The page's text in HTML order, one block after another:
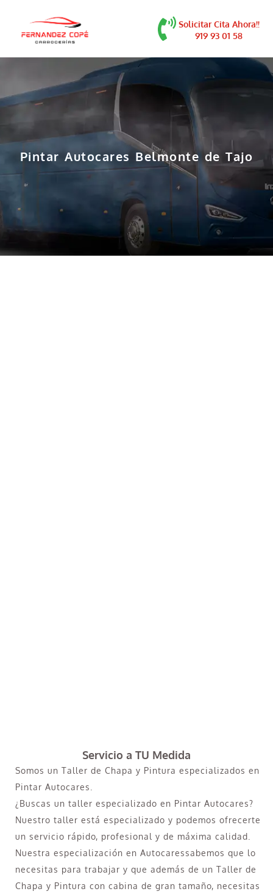
Solicitar Cita Ahora!!
919 93 01 58
Pintar Autocares Belmonte de Tajo
Servicio a TU Medida
Somos un Taller de Chapa y Pintura especializados en
Pintar Autocares.
¿Buscas un taller especializado en Pintar Autocares?
Nuestro taller está especializado y podemos ofrecerte
un servicio rápido, profesional y de máxima calidad.
Nuestra especialización en Autocaressabemos que lo
necesitas para trabajar y que además de un Taller de
Chapa y Pintura con cabina de gran tamaño, necesitas